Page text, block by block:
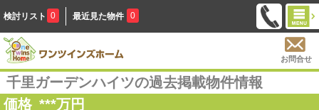
検討リスト 0 最近見た物件 0
お問合せ
千里ガーデンハイツの過去掲載物件情報
価格 ***万円